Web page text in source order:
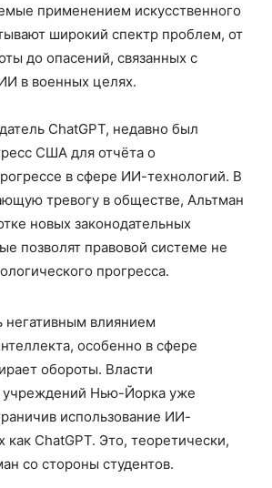
применением искусственного
широкий спектр проблем, от
до опасений, связанных с
в военных целях.
ChatGPT, недавно был
США для отчёта о
в сфере ИИ-технологий. В
тревогу в обществе, Альтман
новых законодательных
позволят правовой системе не
прогресса.
негативным влиянием
особенно в сфере
обороты. Власти
учреждений Нью-Йорка уже
использование ИИ-
как ChatGPT. Это, теоретически,
со стороны студентов.